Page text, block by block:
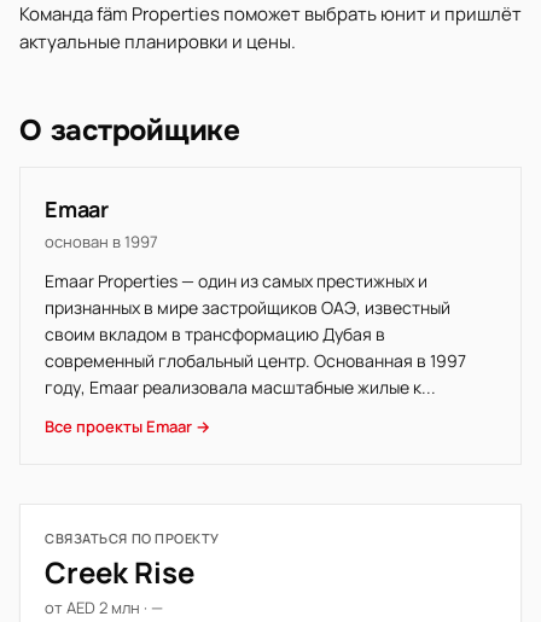
Команда fäm Properties поможет выбрать юнит и пришлёт
актуальные планировки и цены.
О застройщике
Emaar
основан в 1997
Emaar Properties — один из самых престижных и
признанных в мире застройщиков ОАЭ, известный
своим вкладом в трансформацию Дубая в
современный глобальный центр. Основанная в 1997
году, Emaar реализовала масштабные жилые к...
Все проекты Emaar →
СВЯЗАТЬСЯ ПО ПРОЕКТУ
Creek Rise
от AED 2 млн · —